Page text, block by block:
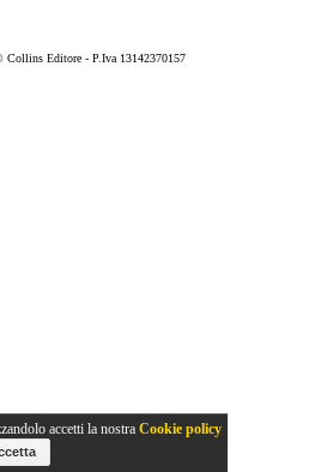
Collins Editore - P.Iva 13142370157
accetti la nostra Cookie policy